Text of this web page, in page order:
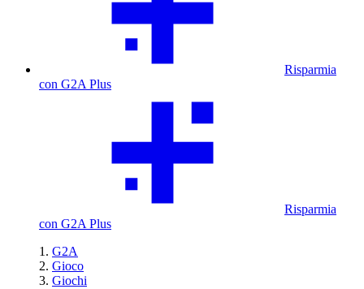
Risparmia
con G2A Plus
Risparmia
con G2A Plus
G2A
Gioco
Giochi